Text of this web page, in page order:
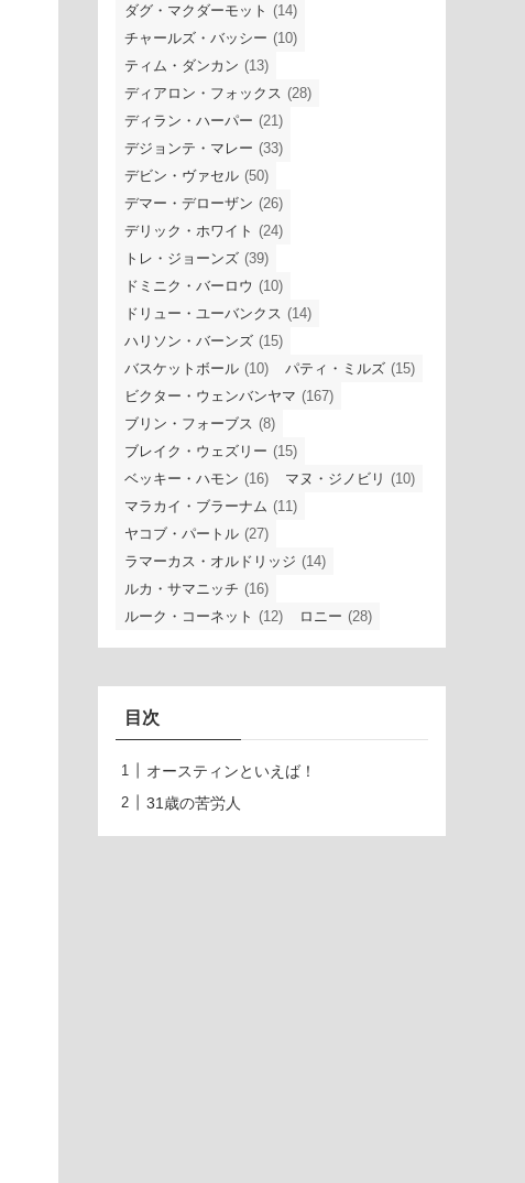
ダグ・マクダーモット (14)
チャールズ・バッシー (10)
ティム・ダンカン (13)
ディアロン・フォックス (28)
ディラン・ハーパー (21)
デジョンテ・マレー (33)
デビン・ヴァセル (50)
デマー・デローザン (26)
デリック・ホワイト (24)
トレ・ジョーンズ (39)
ドミニク・バーロウ (10)
ドリュー・ユーバンクス (14)
ハリソン・バーンズ (15)
バスケットボール (10) パティ・ミルズ (15)
ビクター・ウェンバンヤマ (167)
ブリン・フォーブス (8)
ブレイク・ウェズリー (15)
ベッキー・ハモン (16) マヌ・ジノビリ (10)
マラカイ・ブラーナム (11)
ヤコブ・パートル (27)
ラマーカス・オルドリッジ (14)
ルカ・サマニッチ (16)
ルーク・コーネット (12) ロニー (28)
目次
オースティンといえば！
31歳の苦労人